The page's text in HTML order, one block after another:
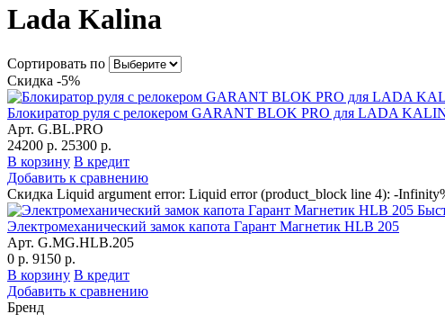
Lada Kalina
Сортировать по
Скидка -5%
Блокиратор руля с релокером GARANT BLOK PRO для LADA
Арт. G.BL.PRO
24200 р. 25300 р.
В корзину В кредит
Добавить к сравнению
Скидка Liquid argument error: Liquid error (product_block line 4): -
Электромеханический замок капота Гарант Магнетик HLB 205
Арт. G.MG.HLB.205
0 р. 9150 р.
В корзину В кредит
Добавить к сравнению
Бренд